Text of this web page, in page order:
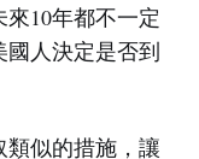
10年都不一定
人決定是否到
似的措施，讓